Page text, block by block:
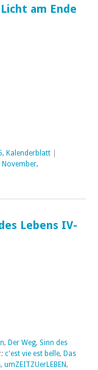
am Ende
, Kalenderblatt
November,
Lebens IV-
, Der Weg, Sinn des
c'est vie est belle, Das
, umZEITZUerLEBEN,